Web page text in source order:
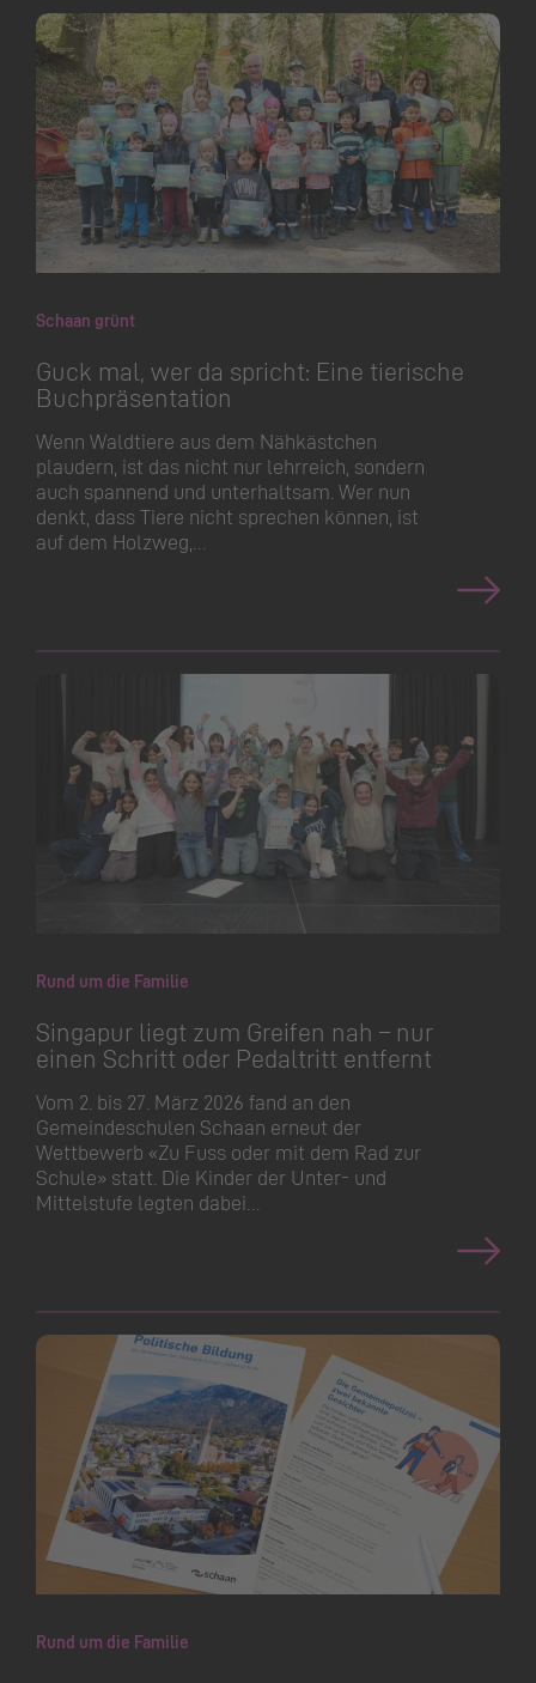
Schaan grünt
Guck mal, wer da spricht: Eine tierische
Buchpräsentation
Wenn Waldtiere aus dem Nähkästchen
plaudern, ist das nicht nur lehrreich, sondern
auch spannend und unterhaltsam. Wer nun
denkt, dass Tiere nicht sprechen können, ist
auf dem Holzweg,…
Rund um die Familie
Singapur liegt zum Greifen nah – nur
einen Schritt oder Pedaltritt entfernt
Vom 2. bis 27. März 2026 fand an den
Gemeindeschulen Schaan erneut der
Wettbewerb «Zu Fuss oder mit dem Rad zur
Schule» statt. Die Kinder der Unter- und
Mittelstufe legten dabei…
Rund um die Familie